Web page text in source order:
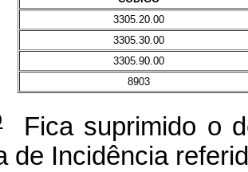
3305.20.00
3305.30.00
3305.90.00
8903
Fica suprimido o
de Incidência